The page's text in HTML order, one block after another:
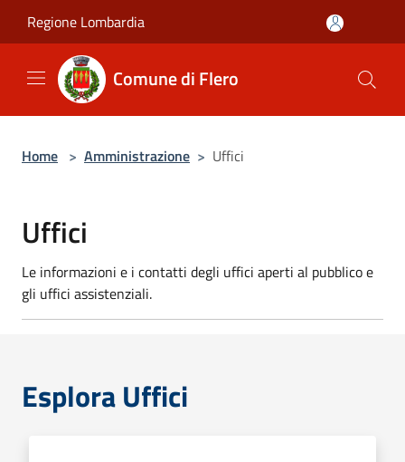
Regione Lombardia
Comune di Flero
Home > Amministrazione > Uffici
Uffici
Le informazioni e i contatti degli uffici aperti al pubblico e
gli uffici assistenziali.
Esplora Uffici